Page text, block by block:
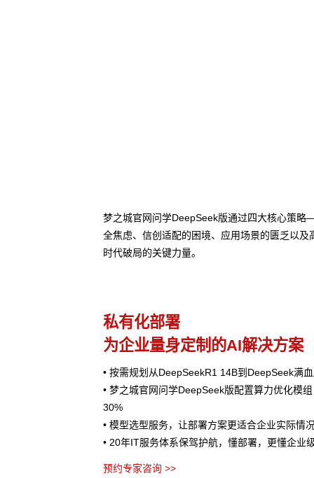
梦之城官网问学DeepSeek版通过四大核心策
全焦虑、信创适配的困境、应用场景的匮乏以
时代破局的关键力量。
私有化部署
为企业量身定制的AI解决方案
• 按需规划从DeepSeekR1 14B到DeepSeek满
• 梦之城官网问学DeepSeek版配置算力优化模
30%
• 模型选型服务，让部署方案更适合企业实际情
• 20年IT服务体系保驾护航，懂部署，更懂企业
预约专家咨询 >>